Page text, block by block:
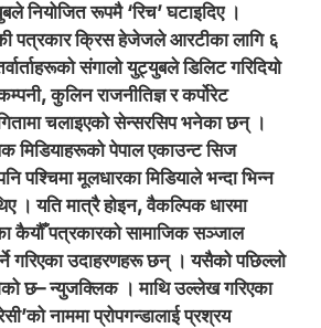
नियोजित रूपमै ‘रिच’ घटाइदिए ।
पत्रकार क्रिस हेजेजले आरटीका लागि ६
संगालो युट्युबले डिलिट गरिदियो
कुलिन राजनीतिज्ञ र कर्पोरेट
चलाइएको सेन्सरसिप भनेका छन् ।
मिडियाहरूको पेपाल एकाउन्ट सिज
पश्चिमा मूलधारका मिडियाले भन्दा भिन्न
। यति मात्रै होइन, वैकल्पिक धारमा
कैयौँ पत्रकारको सामाजिक सञ्जाल
गरिएका उदाहरणहरू छन् । यसैको पछिल्लो
छ– न्युजक्लिक । माथि उल्लेख गरिएका
नाममा प्रोपगन्डालाई प्रश्रय